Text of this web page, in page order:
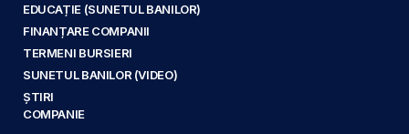
EDUCAȚIE (SUNETUL BANILOR)
FINANȚARE COMPANII
TERMENI BURSIERI
SUNETUL BANILOR (VIDEO)
ȘTIRI
COMPANIE